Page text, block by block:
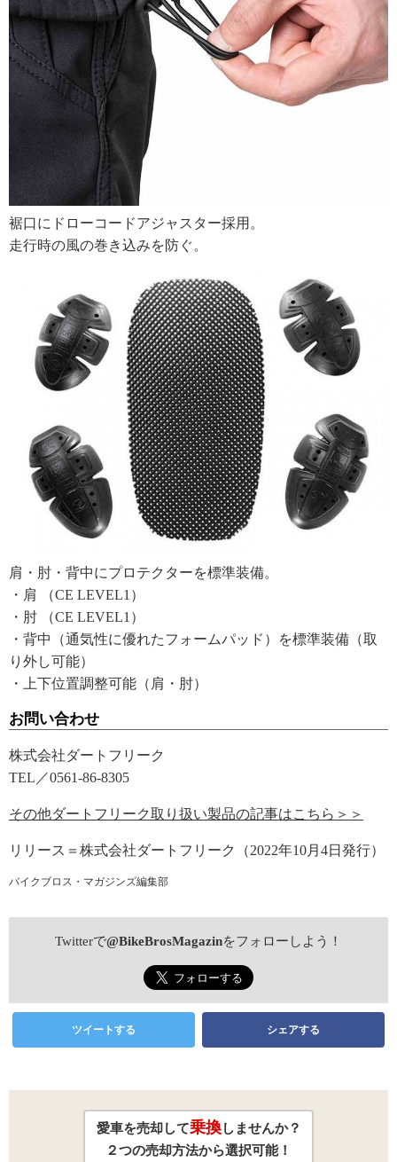
裾口にドローコードアジャスター採用。
走行時の風の巻き込みを防ぐ。
肩・肘・背中にプロテクターを標準装備。
・肩 （CE LEVEL1）
・肘 （CE LEVEL1）
・背中（通気性に優れたフォームパッド）を標準装備（取
り外し可能）
・上下位置調整可能（肩・肘）
お問い合わせ
株式会社ダートフリーク
TEL／0561-86-8305
その他ダートフリーク取り扱い製品の記事はこちら＞＞
リリース＝株式会社ダートフリーク（2022年10月4日発行）
バイクブロス・マガジンズ編集部
Twitterで@BikeBrosMagazinをフォローしよう！
ツイートする シェアする
愛車を売却して乗換しませんか？
２つの売却方法から選択可能！